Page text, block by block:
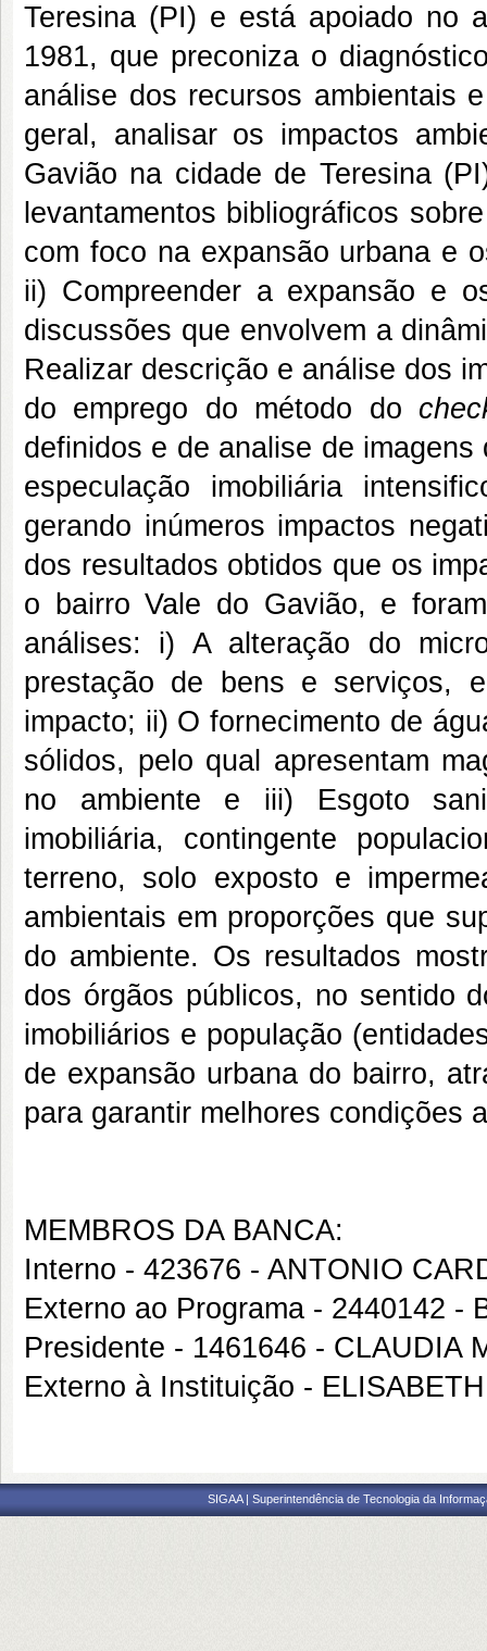
Teresina (PI) e está apoiado no
1981, que preconiza o
análise dos recursos ambientais
geral, analisar os impactos
Gavião na cidade de Teresina
levantamentos bibliográficos
com foco na expansão urbana e
ii) Compreender a expansão e
discussões que envolvem a
Realizar descrição e análise dos
do emprego do método do
definidos e de analise de
especulação imobiliária
gerando inúmeros impactos
dos resultados obtidos que os
o bairro Vale do Gavião, e
análises: i) A alteração do
prestação de bens e serviços,
impacto; ii) O fornecimento de
sólidos, pelo qual apresentam
no ambiente e iii) Esgoto
imobiliária, contingente
terreno, solo exposto e
ambientais em proporções que
do ambiente. Os resultados
dos órgãos públicos, no sentido
imobiliários e população
de expansão urbana do bairro,
para garantir melhores condições
MEMBROS DA BANCA:
Interno - 423676 - ANTONIO
Externo ao Programa - 2440142 -
Presidente - 1461646 - CLAUDIA
Externo à Instituição -
SIGAA | Superintendência de Tecnologia da